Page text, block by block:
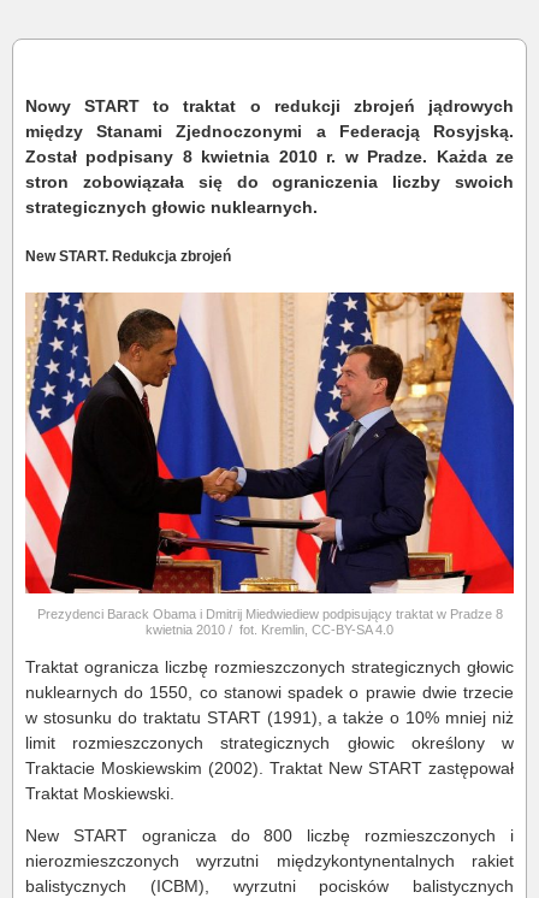
Nowy START to traktat o redukcji zbrojeń jądrowych
między Stanami Zjednoczonymi a Federacją Rosyjską.
Został podpisany 8 kwietnia 2010 r. w Pradze. Każda ze
stron zobowiązała się do ograniczenia liczby swoich
strategicznych głowic nuklearnych.
New START. Redukcja zbrojeń
Prezydenci Barack Obama i Dmitrij Miedwiediew podpisujący traktat w Pradze 8
kwietnia 2010 / fot. Kremlin, CC-BY-SA 4.0
Traktat ogranicza liczbę rozmieszczonych strategicznych głowic
nuklearnych do 1550, co stanowi spadek o prawie dwie trzecie
w stosunku do traktatu START (1991), a także o 10% mniej niż
limit rozmieszczonych strategicznych głowic określony w
Traktacie Moskiewskim (2002). Traktat New START zastępował
Traktat Moskiewski.
New START ogranicza do 800 liczbę rozmieszczonych i
nierozmieszczonych wyrzutni międzykontynentalnych rakiet
balistycznych (ICBM), wyrzutni pocisków balistycznych